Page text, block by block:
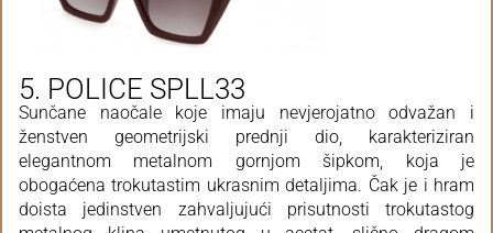
5. POLICE SPLL33
Sunčane naočale koje imaju nevjerojatno odvažan i
ženstven geometrijski prednji dio, karakteriziran
elegantnom metalnom gornjom šipkom, koja je
obogaćena trokutastim ukrasnim detaljima. Čak je i hram
doista jedinstven zahvaljujući prisutnosti trokutastog